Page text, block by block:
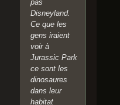
pas
Disneyland.
Ce que les
gens iraient
voir à
Jurassic Park
ce sont les
dinosaures
dans leur
habitat